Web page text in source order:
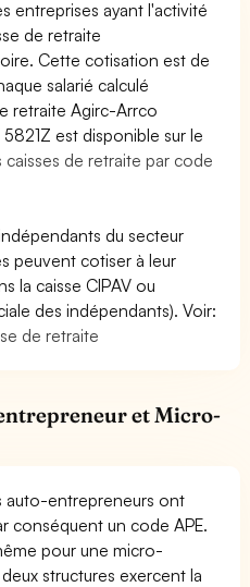
entreprises ayant l'activité
de retraite
Cette cotisation est de
salarié calculé
retraite Agirc-Arrco
est disponible sur le
caisses de retraite par code
du secteur
peuvent cotiser à leur
la caisse CIPAV ou
des indépendants). Voir:
de retraite
et Micro-
auto-entrepreneurs ont
conséquent un code APE.
pour une micro-
structures exercent la